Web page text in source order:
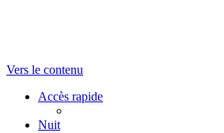
Vers le contenu
Accès rapide
Nuit